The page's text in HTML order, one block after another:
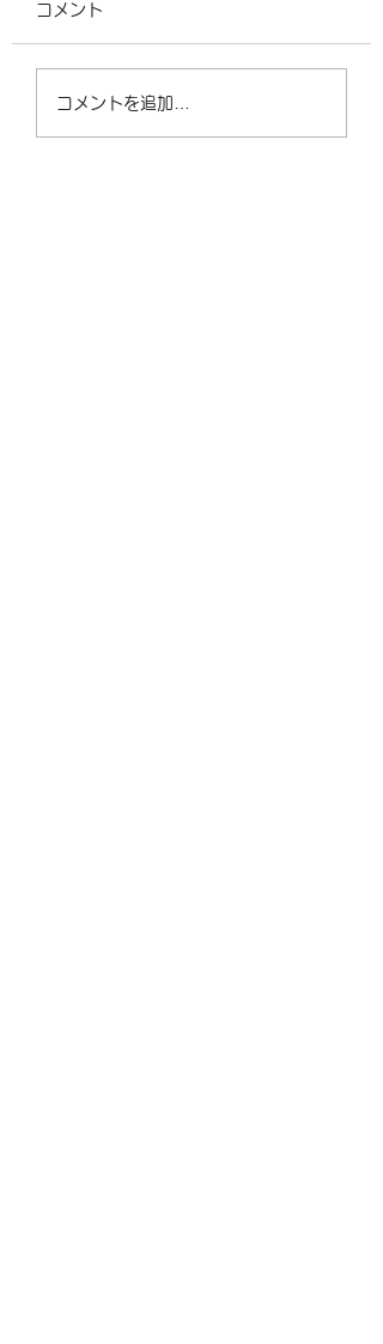
らせです。 GW中は、5月
通常営業となります。 よ
ろしくお願いいたします。
コメント
コメントを追加…